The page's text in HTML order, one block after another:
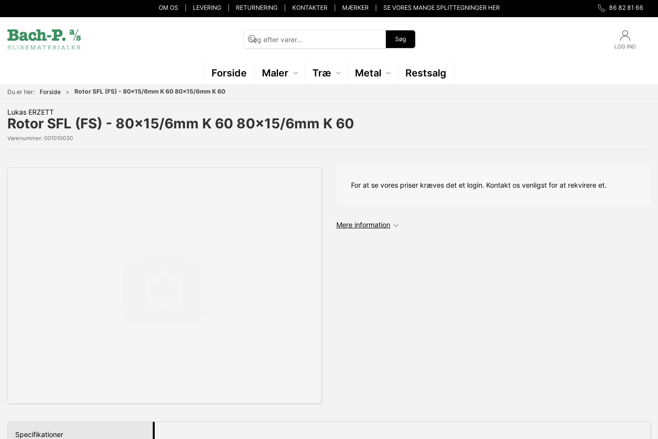
OM OS LEVERING RETURNERING KONTAKTER MÆRKER SE VORES MANGE SPLITTEGNINGER HER 86 82 81 66
Søg
LOG IND
Forside Maler Træ Metal Restsalg
Du er her: Forside Rotor SFL (FS) - 80x15/6mm K 60 80x15/6mm K 60
Lukas ERZETT
Rotor SFL (FS) - 80x15/6mm K 60 80x15/6mm K 60
Varenummer: 001010030
For at se vores priser kræves det et login. Kontakt os venligst for at rekvirere et.
Mere information
Specifikationer